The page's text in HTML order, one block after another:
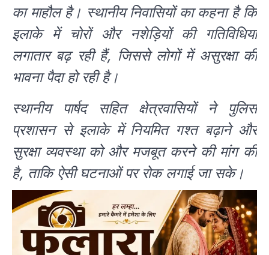
का माहौल है। स्थानीय निवासियों का कहना है कि
इलाके में चोरों और नशेड़ियों की गतिविधियां
लगातार बढ़ रही हैं, जिससे लोगों में असुरक्षा की
भावना पैदा हो रही है।
स्थानीय पार्षद सहित क्षेत्रवासियों ने पुलिस
प्रशासन से इलाके में नियमित गश्त बढ़ाने और
सुरक्षा व्यवस्था को और मजबूत करने की मांग की
है, ताकि ऐसी घटनाओं पर रोक लगाई जा सके।